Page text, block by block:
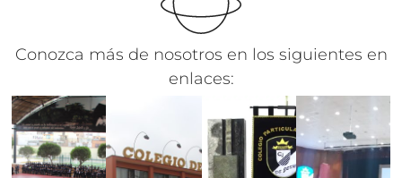
Conozca más de nosotros en los siguientes en
enlaces: